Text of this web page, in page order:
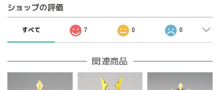
ショップの評価
すべて 7 0 0
関連商品